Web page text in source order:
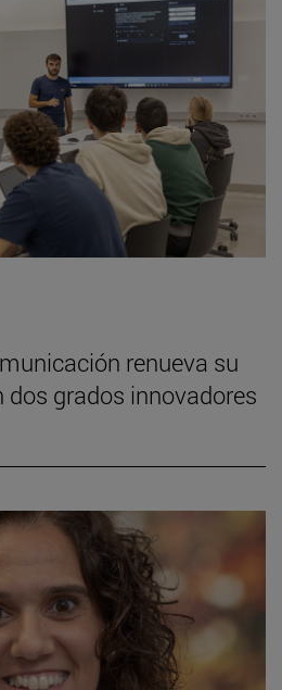
renueva su
dos grados innovadores